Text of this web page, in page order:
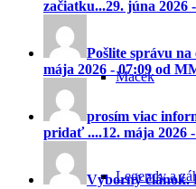
Macek
Legendy a
začiatku...29. júna 2026
Pošlite správu
mája 2026 - 07:09 od
prosím viac
pridať ....12. mája 2026
Výborný článok.